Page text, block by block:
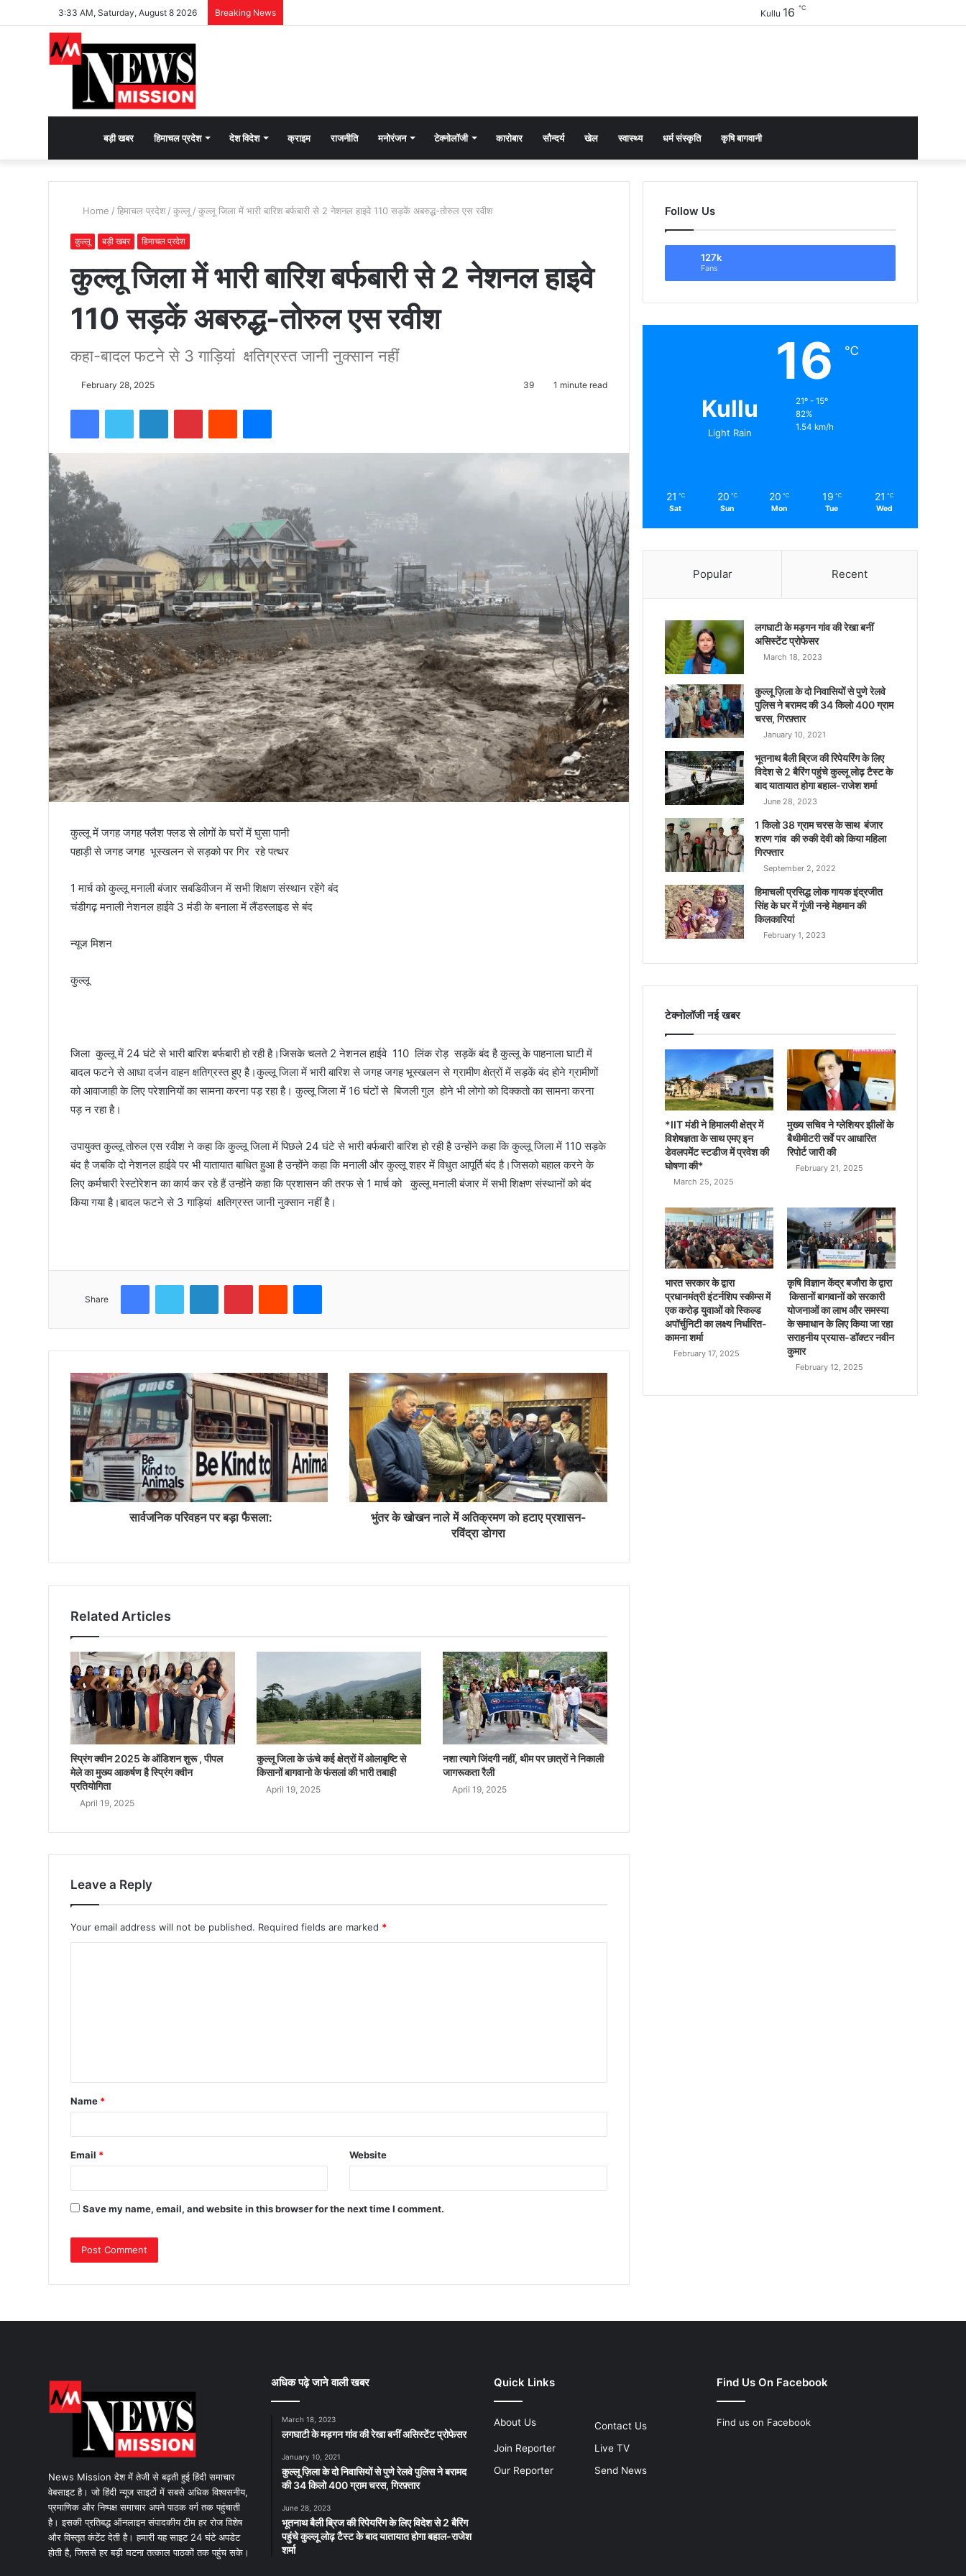
3:33 AM, Saturday, August 8 2026 Breaking News Kullu 16 ℃
भक्ति
भावना
जगाने
को
फीट
उंची
पर
फहराया
तिरंगा
बड़ी खबर हिमाचल प्रदेश देश विदेश क्राइम राजनीति मनोरंजन टेक्नोलॉजी कारोबार सौन्दर्य खेल स्वास्थ्य धर्म संस्कृति कृषि बागवानी
Home / हिमाचल प्रदेश / कुल्लू / कुल्लू जिला में भारी बारिश बर्फबारी से 2 नेशनल हाइवे 110 सड़कें अबरुद्ध-तोरुल एस रवीश
कुल्लू बड़ी खबर हिमाचल प्रदेश
कुल्लू जिला में भारी बारिश बर्फबारी से 2 नेशनल हाइवे
110 सड़कें अबरुद्ध-तोरुल एस रवीश
कहा-बादल फटने से 3 गाड़ियां क्षतिग्रस्त जानी नुक्सान नहीं
February 28, 2025 39 1 minute read
कुल्लू में जगह जगह फ्लैश फ्लड से लोगों के घरों में घुसा पानी
पहाड़ी से जगह जगह भूस्खलन से सड़को पर गिर रहे पत्थर
1 मार्च को कुल्लू मनाली बंजार सबडिवीजन में सभी शिक्षण संस्थान रहेंगे बंद
चंडीगढ़ मनाली नेशनल हाईवे 3 मंडी के बनाला में लैंडस्लाइड से बंद
न्यूज मिशन
कुल्लू
जिला कुल्लू में 24 घंटे से भारी बारिश बर्फबारी हो रही है।जिसके चलते 2 नेशनल हाईवे 110 लिंक रोड़ सड़कें बंद है कुल्लू के पाहनाला घाटी में
बादल फटने से आधा दर्जन वाहन क्षतिग्रस्त हुए है।कुल्लू जिला में भारी बारिश से जगह जगह भूस्खलन से ग्रामीण क्षेत्रों में सड़कें बंद होने ग्रामीणों
को आवाजाही के लिए परेशानियों का सामना करना पड़ रहा है। कुल्लू जिला में 16 घंटों से बिजली गुल होने भी लोगो को दिक्कतो का सामना करना
पड़ न रहा है।
उपायुक्त कुल्लू तोरुल एस रवीश ने कहा कि कुल्लू जिला में पिछले 24 घंटे से भारी बर्फबारी बारिश हो रही है उन्होंने कहा कि कुल्लू जिला में 110 सड़के
बंद है जबकि दो नेशनल हाईवे पर भी यातायात बाधित हुआ है उन्होंने कहा कि मनाली और कुल्लू शहर में विधुत आपूर्ति बंद है।जिसको बहाल करने के
लिए कर्मचारी रेस्टोरेशन का कार्य कर रहे हैं उन्होंने कहा कि प्रशासन की तरफ से 1 मार्च को कुल्लू मनाली बंजार में सभी शिक्षण संस्थानों को बंद
किया गया है।बादल फटने से 3 गाड़ियां क्षतिग्रस्त जानी नुक्सान नहीं है।
Share
सार्वजनिक परिवहन पर बड़ा फैसला:
भुंतर के खोखन नाले में अतिक्रमण को हटाए प्रशासन-
रविंद्रा डोगरा
Related Articles
स्प्रिंग क्वीन 2025 के ऑडिशन शुरू , पीपल
मेले का मुख्य आकर्षण है स्प्रिंग क्वीन
प्रतियोगिता
April 19, 2025
कुल्लू जिला के ऊंचे कई क्षेत्रों में ओलाबृष्टि से
किसानों बागवानो के फंसलां की भारी तबाही
April 19, 2025
नशा त्यागे जिंदगी नहीं, थीम पर छात्रों ने निकाली
जागरूकता रैली
April 19, 2025
Leave a Reply
Your email address will not be published. Required fields are marked *
Name *
Email * Website
Save my name, email, and website in this browser for the next time I comment.
Follow Us
127k
Fans
Kullu
Light Rain
16 ℃
21º - 15º
82%
1.54 km/h
21 ℃
Sat
20 ℃
Sun
20 ℃
Mon
19 ℃
Tue
21 ℃
Wed
Popular Recent
लगघाटी के मड़गन गांव की रेखा बनीं
असिस्टेंट प्रोफेसर
March 18, 2023
कुल्लू ज़िला के दो निवासियों से पुणे रेलवे
पुलिस ने बरामद की 34 किलो 400 ग्राम
चरस, गिरफ़्तार
January 10, 2021
भूतनाथ बैली ब्रिज की रिपेयरिंग के लिए
विदेश से 2 बैरिंग पहुंचे कुल्लू लोढ़ टैस्ट के
बाद यातायात होगा बहाल-राजेश शर्मा
June 28, 2023
1 किलो 38 ग्राम चरस के साथ बंजार
शरण गांव की रुकी देवी को किया महिला
गिरफ्तार
September 2, 2022
हिमाचली प्रसिद्ध लोक गायक इंद्रजीत
सिंह के घर में गूंजी नन्हे मेहमान की
किलकारियां
February 1, 2023
टेक्नोलॉजी नई खबर
*IIT मंडी ने हिमालयी क्षेत्र में
विशेषज्ञता के साथ एमए इन
डेवलपमेंट स्टडीज में प्रवेश की
घोषणा की*
March 25, 2025
मुख्य सचिव ने ग्लेशियर झीलों के
बैथीमीटरी सर्वे पर आधारित
रिपोर्ट जारी की
February 21, 2025
भारत सरकार के द्वारा
प्रधानमंत्री इंटर्नशिप स्कीम्स में
एक करोड़ युवाओं को स्किल्ड
अपॉर्चुनिटी का लक्ष्य निर्धारित-
कामना शर्मा
February 17, 2025
कृषि विज्ञान केंद्र बजौरा के द्वारा
किसानों बागवानों को सरकारी
योजनाओं का लाभ और समस्या
के समाधान के लिए किया जा रहा
सराहनीय प्रयास-डॉक्टर नवीन
कुमार
February 12, 2025
News Mission देश में तेजी से बढ़ती हुई हिंदी समाचार
वेबसाइट है। जो हिंदी न्यूज साइटों में सबसे अधिक विश्वसनीय,
प्रमाणिक और निष्पक्ष समाचार अपने पाठक वर्ग तक पहुंचाती
है। इसकी प्रतिबद्ध ऑनलाइन संपादकीय टीम हर रोज विशेष
और विस्तृत कंटेंट देती है। हमारी यह साइट 24 घंटे अपडेट
होती है, जिससे हर बड़ी घटना तत्काल पाठकों तक पहुंच सके।
अधिक पढ़े जाने वाली खबर
March 18, 2023
लगघाटी के मड़गन गांव की रेखा बनीं असिस्टेंट प्रोफेसर
January 10, 2021
कुल्लू ज़िला के दो निवासियों से पुणे रेलवे पुलिस ने बरामद
की 34 किलो 400 ग्राम चरस, गिरफ़्तार
June 28, 2023
भूतनाथ बैली ब्रिज की रिपेयरिंग के लिए विदेश से 2 बैरिंग
पहुंचे कुल्लू लोढ़ टैस्ट के बाद यातायात होगा बहाल-राजेश
शर्मा
Quick Links
About Us
Contact Us
Join Reporter
Live TV
Our Reporter
Send News
Find Us On Facebook
Find us on Facebook